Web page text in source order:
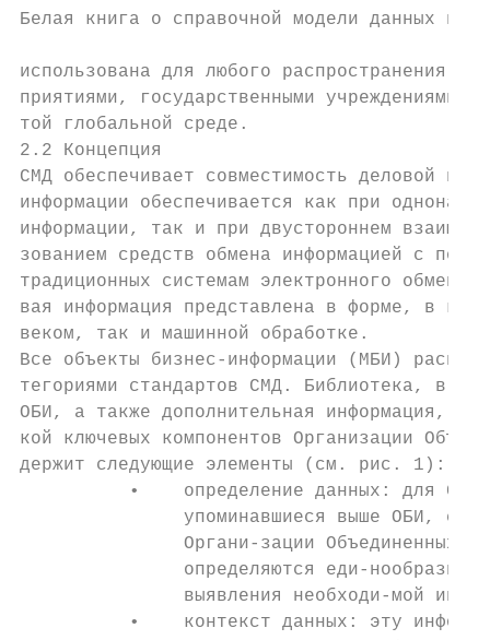
Белая книга о справочной модели данных в1
использована для любого распространения
приятиями, государственными учреждениями
той глобальной среде.
2.2 Концепция
СМД обеспечивает совместимость деловой
информации обеспечивается как при
информации, так и при двустороннем
зованием средств обмена информацией с
традиционных системам электронного
вая информация представлена в форме, в
веком, так и машинной обработке.
Все объекты бизнес-информации (МБИ)
тегориями стандартов СМД. Библиотека, в
ОБИ, а также дополнительная информация,
кой ключевых компонентов Организации
держит следующие элементы (см. рис. 1):
•    определение данных: для
упоминавшиеся выше ОБИ,
Органи-зации Объединенных
определяются еди-
выявления необходи-мой
•    контекст данных: эту